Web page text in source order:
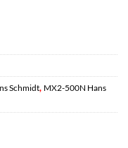
Schmidt, MX2-500N Hans